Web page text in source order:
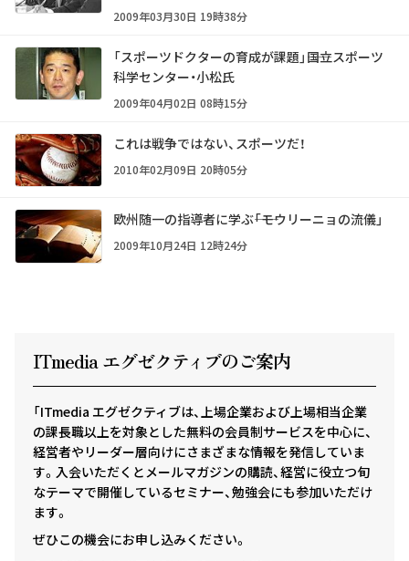
2009年03月30日 19時38分
「スポーツドクターの育成が課題」――国立スポーツ
科学センター・小松氏
2009年04月02日 08時15分
これは戦争ではない、スポーツだ！
2010年02月09日 20時05分
欧州随一の指導者に学ぶ――「モウリーニョの流儀」
2009年10月24日 12時24分
ITmedia エグゼクティ ブのご案内
「ITmedia エグゼクティブは、上場企業および上場相当企業
の課長職以上を対象とした無料の会員制サービスを中心に、
経営者やリーダー層向けにさまざまな情報を発信していま
す。入会いただくとメールマガジンの購読、経営に役立つ旬
なテーマで開催しているセミナー、勉強会にも参加いただけ
ます。
ぜひこの機会にお申し込みください。